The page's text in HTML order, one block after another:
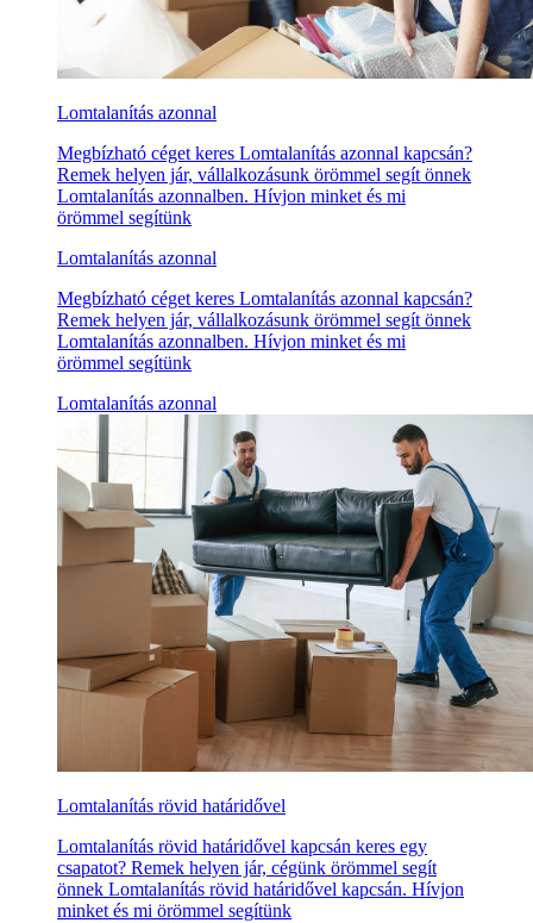
Lomtalanítás azonnal
Megbízható céget keres Lomtalanítás azonnal kapcsán?
Remek helyen jár, vállalkozásunk örömmel segít önnek
Lomtalanítás azonnalben. Hívjon minket és mi
örömmel segítünk
Lomtalanítás azonnal
Megbízható céget keres Lomtalanítás azonnal kapcsán?
Remek helyen jár, vállalkozásunk örömmel segít önnek
Lomtalanítás azonnalben. Hívjon minket és mi
örömmel segítünk
Lomtalanítás azonnal
Lomtalanítás rövid határidővel
Lomtalanítás rövid határidővel kapcsán keres egy
csapatot? Remek helyen jár, cégünk örömmel segít
önnek Lomtalanítás rövid határidővel kapcsán. Hívjon
minket és mi örömmel segítünk